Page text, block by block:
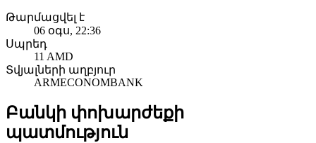
Թարմացվել է
06 օգս, 22:36
Սպրեդ
11 AMD
Տվյալների աղբյուր
ARMECONOMBANK
Բանկի փոխարժեքի
պատմություն